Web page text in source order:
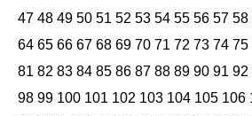
47 48 49 50 51 52 53 54 55 56 57 58
64 65 66 67 68 69 70 71 72 73 74 75
81 82 83 84 85 86 87 88 89 90 91 92
98 99 100 101 102 103 104 105 106